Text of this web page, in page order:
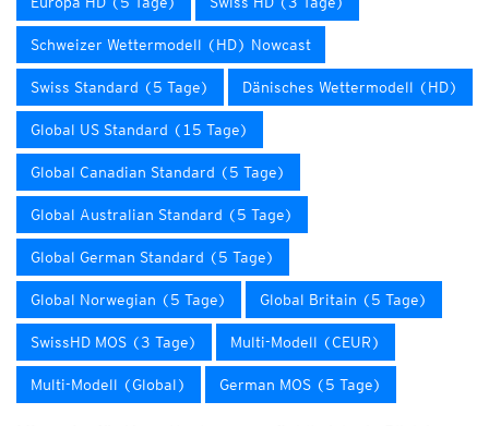
Schweizer Wettermodell (HD) Nowcast
Swiss Standard (5 Tage) Dänisches Wettermodell (HD)
Global US Standard (15 Tage)
Global Canadian Standard (5 Tage)
Global Australian Standard (5 Tage)
Global German Standard (5 Tage)
Global Norwegian (5 Tage) Global Britain (5 Tage)
SwissHD MOS (3 Tage) Multi-Modell (CEUR)
Multi-Modell (Global) German MOS (5 Tage)